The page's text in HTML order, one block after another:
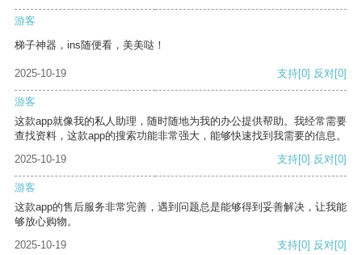
游客
梯子神器，ins随便看，美美哒！
2025-10-19 支持[0] 反对[0]
游客
这款app就像我的私人助理，随时随地为我的办公提供帮助。我经常需要
查找资料，这款app的搜索功能非常强大，能够快速找到我需要的信息。
2025-10-19
支持[0] 反对[0]
游客
这款app的售后服务非常完善，遇到问题总是能够得到妥善解决，让我能
够放心购物。
2025-10-19
支持[0] 反对[0]